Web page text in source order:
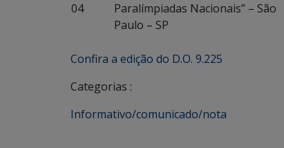
04
Paralímpiadas Nacionais” – São
Paulo – SP
Confira a edição do D.O. 9.225
Categorias :
Informativo/comunicado/nota